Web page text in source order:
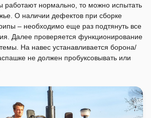
работают нормально, то можно испытать
О наличии дефектов при сборке
– необходимо еще раз подтянуть все
Далее проверяется функционирование
На навес устанавливается борона/
не должен пробуксовывать или